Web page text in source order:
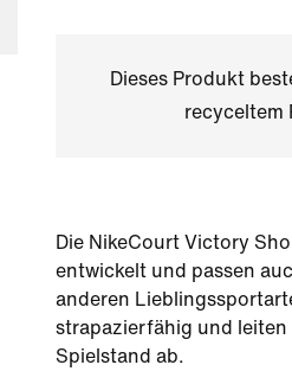
Dieses Produkt
recyceltem
Die NikeCourt Victory
entwickelt und passen
anderen
strapazierfähig und leiten
Spielstand ab.